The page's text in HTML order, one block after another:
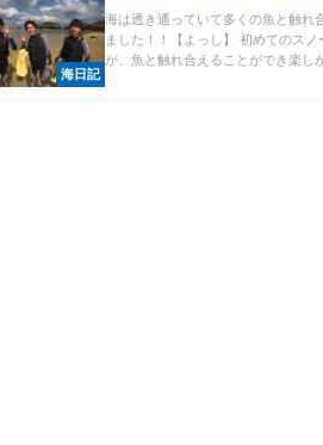
海日記
海は透き通っていて多くの魚と触れ
ました！！【よっし】 初めてのスノ
が、魚と触れ合えることができ楽し